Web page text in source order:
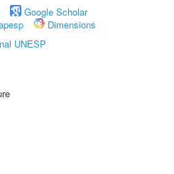
Google Scholar
Dimensions
UNESP